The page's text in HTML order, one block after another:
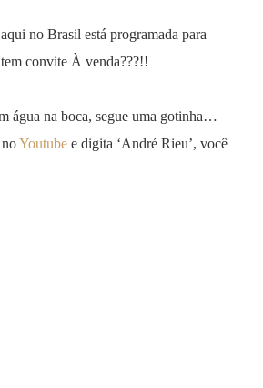
no Brasil está programada para
convite À venda???!!
água na boca, segue uma gotinha…
Youtube e digita ‘André Rieu’, você